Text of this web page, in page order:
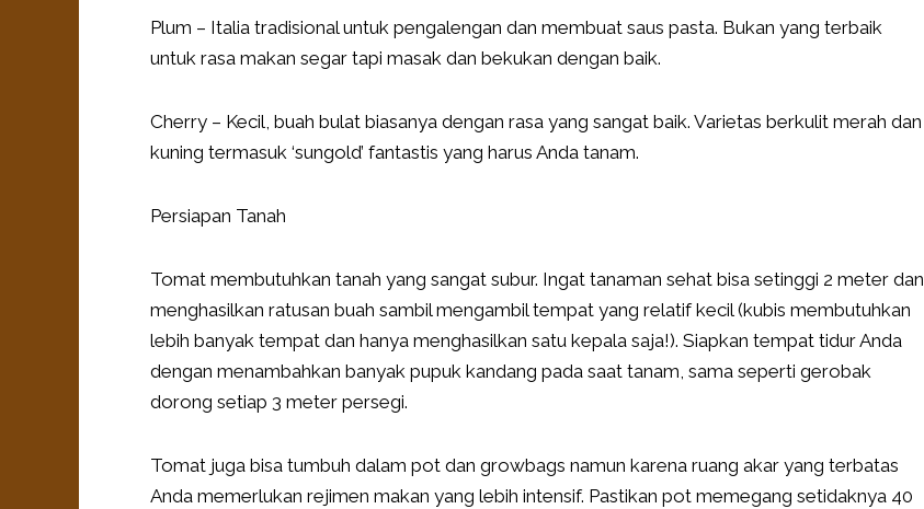
Plum – Italia tradisional untuk pengalengan dan membuat saus pasta. Bukan yang terbaik
untuk rasa makan segar tapi masak dan bekukan dengan baik.
Cherry – Kecil, buah bulat biasanya dengan rasa yang sangat baik. Varietas berkulit merah dan
kuning termasuk ‘sungold’ fantastis yang harus Anda tanam.
Persiapan Tanah
Tomat membutuhkan tanah yang sangat subur. Ingat tanaman sehat bisa setinggi 2 meter dan
menghasilkan ratusan buah sambil mengambil tempat yang relatif kecil (kubis membutuhkan
lebih banyak tempat dan hanya menghasilkan satu kepala saja!). Siapkan tempat tidur Anda
dengan menambahkan banyak pupuk kandang pada saat tanam, sama seperti gerobak
dorong setiap 3 meter persegi.
Tomat juga bisa tumbuh dalam pot dan growbags namun karena ruang akar yang terbatas
Anda memerlukan rejimen makan yang lebih intensif. Pastikan pot memegang setidaknya 40